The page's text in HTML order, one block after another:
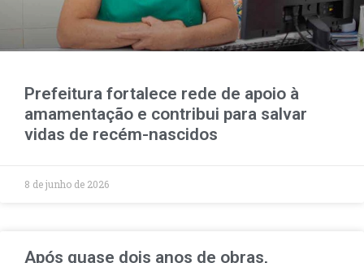
Prefeitura fortalece rede de apoio à
amamentação e contribui para salvar
vidas de recém-nascidos
8 de junho de 2026
Após quase dois anos de obras,